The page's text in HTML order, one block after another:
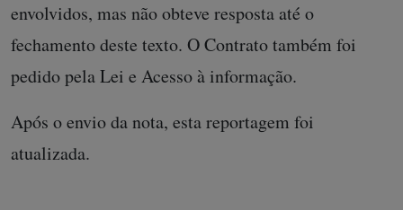
envolvidos, mas não obteve resposta até o
fechamento deste texto. O Contrato também foi
pedido pela Lei e Acesso à informação.
Após o envio da nota, esta reportagem foi
atualizada.